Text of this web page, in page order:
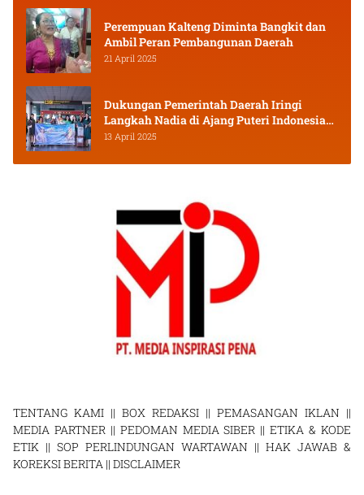
Perempuan Kalteng Diminta Bangkit dan
Ambil Peran Pembangunan Daerah
21 April 2025
Dukungan Pemerintah Daerah Iringi
Langkah Nadia di Ajang Puteri Indonesia
2025
13 April 2025
TENTANG KAMI || BOX REDAKSI || PEMASANGAN IKLAN ||
MEDIA PARTNER|| PEDOMAN MEDIA SIBER ||ETIKA & KODE
ETIK || SOP PERLINDUNGAN WARTAWAN || HAK JAWAB &
KOREKSI BERITA || DISCLAIMER